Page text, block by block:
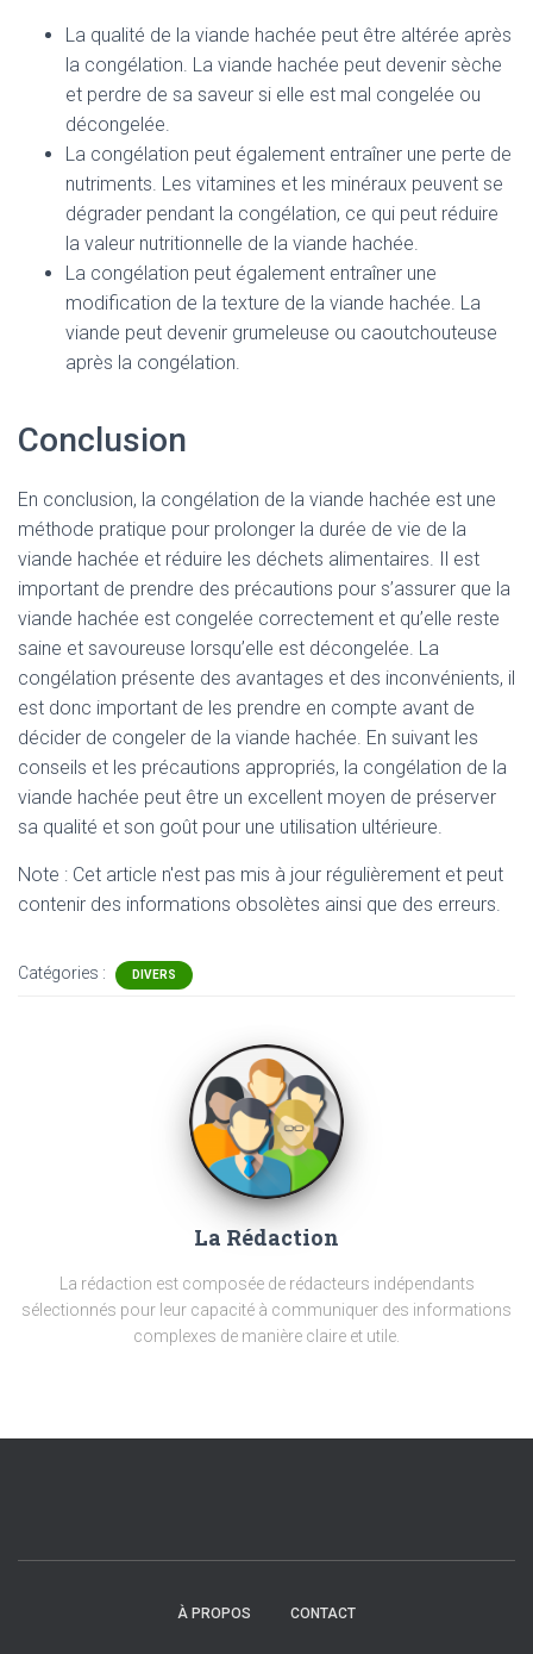
La qualité de la viande hachée peut être altérée après
la congélation. La viande hachée peut devenir sèche
et perdre de sa saveur si elle est mal congelée ou
décongelée.
La congélation peut également entraîner une perte de
nutriments. Les vitamines et les minéraux peuvent se
dégrader pendant la congélation, ce qui peut réduire
la valeur nutritionnelle de la viande hachée.
La congélation peut également entraîner une
modification de la texture de la viande hachée. La
viande peut devenir grumeleuse ou caoutchouteuse
après la congélation.
Conclusion
En conclusion, la congélation de la viande hachée est une
méthode pratique pour prolonger la durée de vie de la
viande hachée et réduire les déchets alimentaires. Il est
important de prendre des précautions pour s’assurer que la
viande hachée est congelée correctement et qu’elle reste
saine et savoureuse lorsqu’elle est décongelée. La
congélation présente des avantages et des inconvénients, il
est donc important de les prendre en compte avant de
décider de congeler de la viande hachée. En suivant les
conseils et les précautions appropriés, la congélation de la
viande hachée peut être un excellent moyen de préserver
sa qualité et son goût pour une utilisation ultérieure.
Note : Cet article n'est pas mis à jour régulièrement et peut
contenir des informations obsolètes ainsi que des erreurs.
Catégories : DIVERS
La Rédaction
La rédaction est composée de rédacteurs indépendants
sélectionnés pour leur capacité à communiquer des informations
complexes de manière claire et utile.
À PROPOS CONTACT